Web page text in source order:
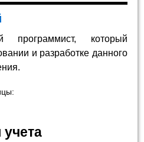
который
и разработке данного